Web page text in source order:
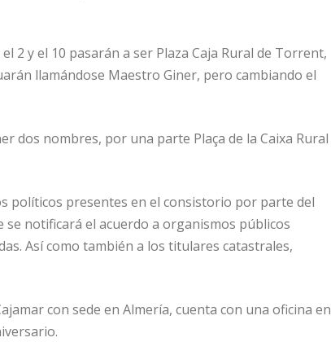
2 y el 10 pasarán a ser Plaza Caja Rural de Torrent,
llamándose Maestro Giner, pero cambiando el
dos nombres, por una parte Plaça de la Caixa Rural
políticos presentes en el consistorio por parte del
notificará el acuerdo a organismos públicos
Así como también a los titulares catastrales,
con sede en Almería, cuenta con una oficina en